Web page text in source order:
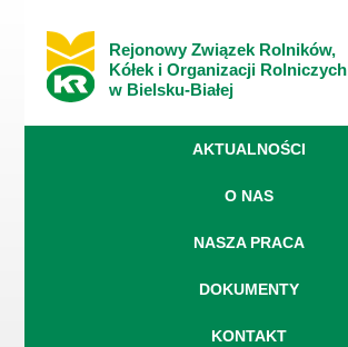
Rejonowy Związek Rolników,
Kółek i Organizacji Rolniczych
w Bielsku-Białej
AKTUALNOŚCI
O NAS
NASZA PRACA
DOKUMENTY
KONTAKT